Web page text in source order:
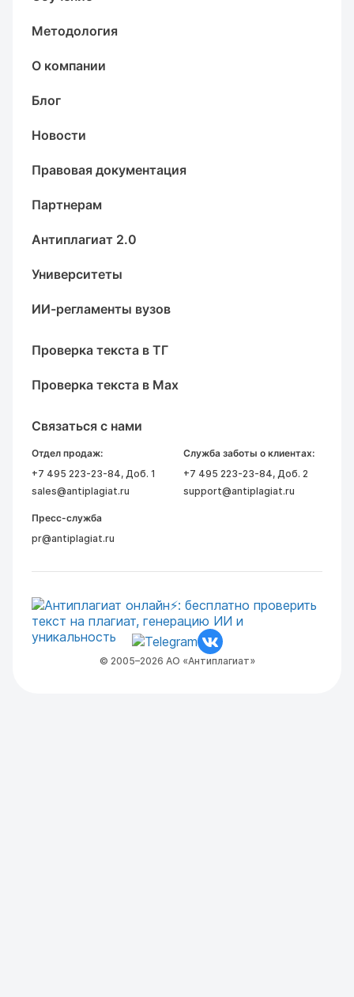
Методология
О компании
Блог
Новости
Правовая документация
Партнерам
Антиплагиат 2.0
Университеты
ИИ-регламенты вузов
Проверка текста в ТГ
Проверка текста в Max
Связаться с нами
Отдел продаж:
+7 495 223-23-84, Доб. 1
sales@antiplagiat.ru
Служба заботы о клиентах:
+7 495 223-23-84, Доб. 2
support@antiplagiat.ru
Пресс-служба
pr@antiplagiat.ru
© 2005–2026 АО «Антиплагиат»